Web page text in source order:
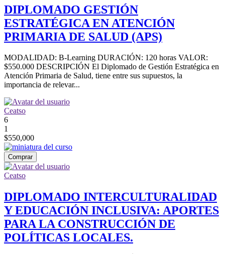
DIPLOMADO GESTIÓN
ESTRATÉGICA EN ATENCIÓN
PRIMARIA DE SALUD (APS)
MODALIDAD: B-Learning DURACIÓN: 120 horas VALOR:
$550.000 DESCRIPCIÓN El Diplomado de Gestión Estratégica en
Atención Primaria de Salud, tiene entre sus supuestos, la
importancia de relevar...
Ceatso
6
1
$550,000
Comprar
Ceatso
DIPLOMADO INTERCULTURALIDAD
Y EDUCACIÓN INCLUSIVA: APORTES
PARA LA CONSTRUCCIÓN DE
POLÍTICAS LOCALES.